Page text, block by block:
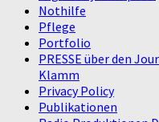
Nothilfe
Pflege
Portfolio
PRESSE über den
Klamm
Privacy Policy
Publikationen